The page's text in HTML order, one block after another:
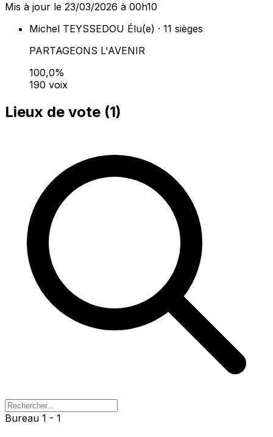
Mis à jour le 23/03/2026 à 00h10
Michel TEYSSEDOU Élu(e) · 11 sièges
PARTAGEONS L'AVENIR
100,0%
190 voix
Lieux de vote (1)
Bureau 1 - 1